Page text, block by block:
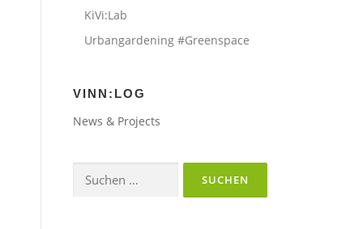
KiVi:Lab
Urbangardening #Greenspace
VINN:LOG
News & Projects
Suchen
nach: